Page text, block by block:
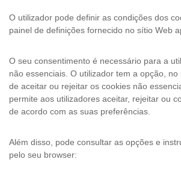
O utilizador pode definir as condições dos
painel de definições fornecido no sítio Web
O seu consentimento é necessário para a
não essenciais. O utilizador tem a opção,
de aceitar ou rejeitar os cookies não
permite aos utilizadores aceitar, rejeitar ou
de acordo com as suas preferências.
Além disso, pode consultar as opções e
pelo seu browser: